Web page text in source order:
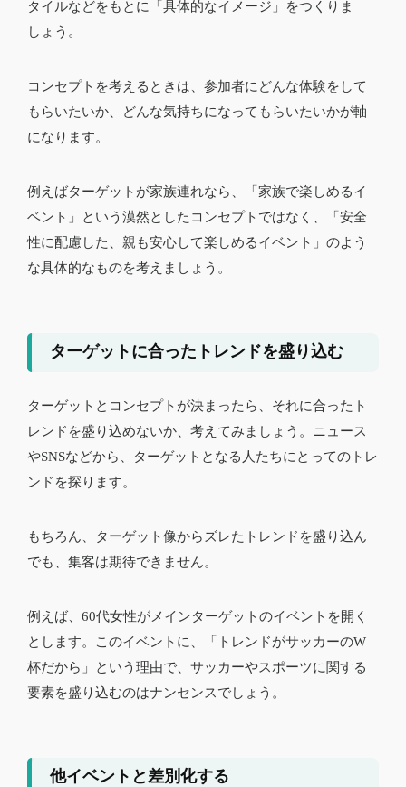
タイルなどをもとに「具体的なイメージ」をつくりま
しょう。
コンセプトを考えるときは、参加者にどんな体験をして
もらいたいか、どんな気持ちになってもらいたいかが軸
になります。
例えばターゲットが家族連れなら、「家族で楽しめるイ
ベント」という漠然としたコンセプトではなく、「安全
性に配慮した、親も安心して楽しめるイベント」のよう
な具体的なものを考えましょう。
ターゲットに合ったトレンドを盛り込む
ターゲットとコンセプトが決まったら、それに合ったト
レンドを盛り込めないか、考えてみましょう。ニュース
やSNSなどから、ターゲットとなる人たちにとってのトレ
ンドを探ります。
もちろん、ターゲット像からズレたトレンドを盛り込ん
でも、集客は期待できません。
例えば、60代女性がメインターゲットのイベントを開く
とします。このイベントに、「トレンドがサッカーのW
杯だから」という理由で、サッカーやスポーツに関する
要素を盛り込むのはナンセンスでしょう。
他イベントと差別化する